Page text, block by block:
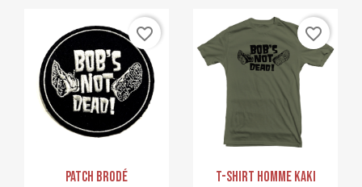
Aperçu rapide
PATCH Brodé
favorite_border
Aperçu rapide
T-Shirt Homme Kaki
favorite_border